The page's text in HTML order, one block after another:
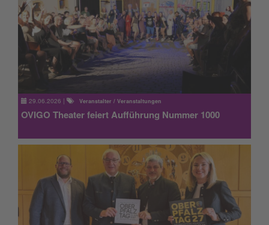
29.06.2026 | Veranstalter / Veranstaltungen
OVIGO Theater feiert Aufführung Nummer 1000